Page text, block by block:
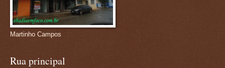
Martinho Campos
Rua principal